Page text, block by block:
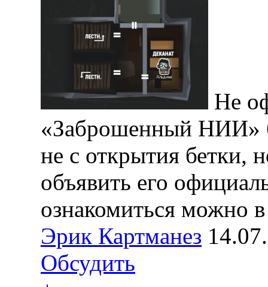
Не
«Заброшенный НИИ»
не с открытия бетки,
объявить его
ознакомиться можно
Эрик Картманез
Обсудить